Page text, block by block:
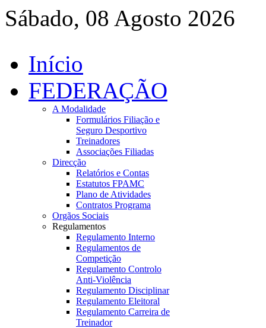
Sábado, 08 Agosto 2026
Início
FEDERAÇÃO
A Modalidade
Formulários Filiação e
Seguro Desportivo
Treinadores
Associações Filiadas
Direcção
Relatórios e Contas
Estatutos FPAMC
Plano de Atividades
Contratos Programa
Orgãos Sociais
Regulamentos
Regulamento Interno
Regulamentos de
Competição
Regulamento Controlo
Anti-Violência
Regulamento Disciplinar
Regulamento Eleitoral
Regulamento Carreira de
Treinador